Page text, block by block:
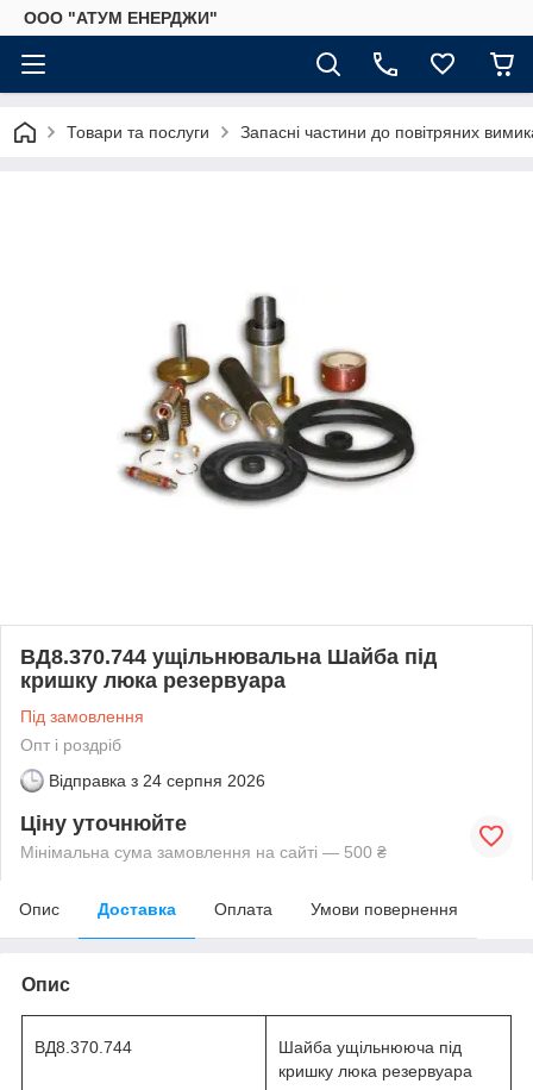
ООО "АТУМ ЕНЕРДЖИ"
Товари та послуги Запасні частини до повітряних
ВД8.370.744 ущільнювальна Шайба під
кришку люка резервуара
Під замовлення
Опт і роздріб
Відправка з 24 серпня 2026
Ціну уточнюйте
Мінімальна сума замовлення на сайті — 500 ₴
Опис Доставка Оплата Умови повернення
Опис
ВД8.370.744
Шайба ущільнююча під
кришку люка резервуара